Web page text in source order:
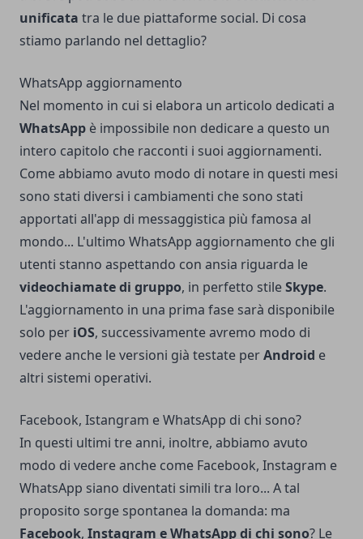
unificata tra le due piattaforme social. Di cosa
stiamo parlando nel dettaglio?
WhatsApp aggiornamento
Nel momento in cui si elabora un articolo dedicati a
WhatsApp è impossibile non dedicare a questo un
intero capitolo che racconti i suoi aggiornamenti.
Come abbiamo avuto modo di notare in questi mesi
sono stati diversi i cambiamenti che sono stati
apportati all'app di messaggistica più famosa al
mondo... L'ultimo WhatsApp aggiornamento che gli
utenti stanno aspettando con ansia riguarda le
videochiamatedi gruppo, in perfetto stileSkype.
L'aggiornamento in una prima fase sarà disponibile
solo per iOS, successivamente avremo modo di
vedere anche le versioni già testate perAndroid e
altri sistemi operativi.
Facebook, Istangram e WhatsApp di chi sono?
In questi ultimi tre anni, inoltre, abbiamo avuto
modo di vedere anche come Facebook, Instagram e
WhatsApp siano diventati simili tra loro... A tal
proposito sorge spontanea la domanda: ma
Facebook, Instagram e WhatsAppdi chi sono? Le